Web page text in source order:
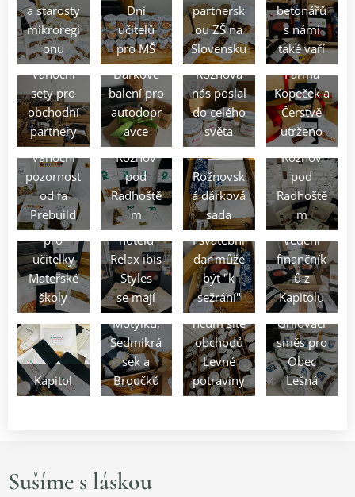
a starosty
mikroregi
onu
Dni
učitelů
pro MŠ
partnersk
ou ZŠ na
Slovensku
betonářů
s námi
také vaří
Vánoční
sety pro
obchodní
partnery
Dárkové
balení pro
autodopr
avce
Sensit z
Rožnova
nás poslal
do celého
světa
Farma
Kopeček a
Čerstvě
utrženo
Vánoční
pozornost
od fa
Prebuild
Dárková
balení pro
Rožnov
pod
Radhoště
m
Rožnovsk
á dárková
sada
Dárková
balení pro
Rožnov
pod
Radhoště
m
Pozornost
pro
učitelky
Mateřské
školy
Klienti
hotelu
Relax ibis
Styles
se mají
I svatební
dar může
být "k
sežrání"
Pro
vedení
finančník
ů z
Kapitolu
Kapitol
Třída
Motýlků,
Sedmikrá
sek a
Broučků
Poděková
ní
zaměstna
ncům sítě
obchodů
Levné
potraviny
Grilovací
směs pro
Obec
Lešná
Sušíme s láskou